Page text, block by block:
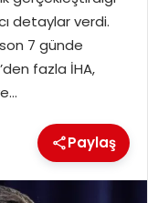
detaylar verdi.
son 7 günde
fazla İHA,
Paylaş